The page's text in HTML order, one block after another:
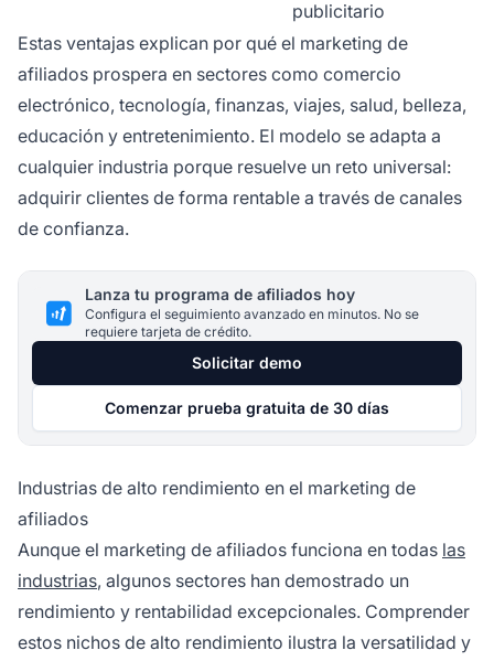
publicitario
Estas ventajas explican por qué el marketing de
afiliados prospera en sectores como comercio
electrónico, tecnología, finanzas, viajes, salud, belleza,
educación y entretenimiento. El modelo se adapta a
cualquier industria porque resuelve un reto universal:
adquirir clientes de forma rentable a través de canales
de confianza.
Lanza tu programa de afiliados hoy
Configura el seguimiento avanzado en minutos. No se
requiere tarjeta de crédito.
Solicitar demo
Comenzar prueba gratuita de 30 días
Industrias de alto rendimiento en el marketing de
afiliados
Aunque el marketing de afiliados funciona en todas las
industrias, algunos sectores han demostrado un
rendimiento y rentabilidad excepcionales. Comprender
estos nichos de alto rendimiento ilustra la versatilidad y